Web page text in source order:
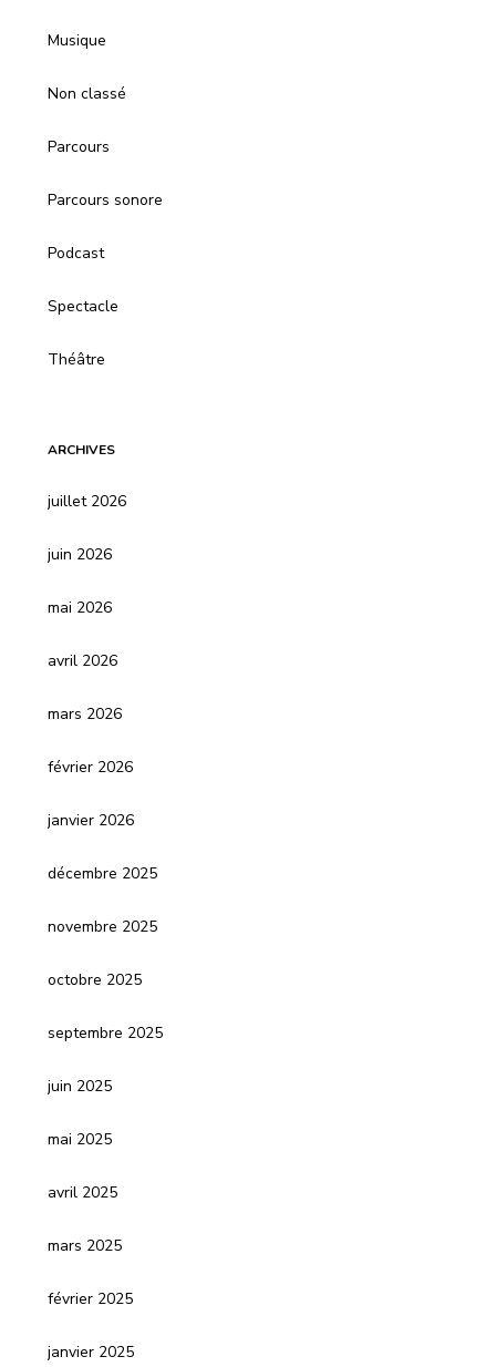
Musique
Non classé
Parcours
Parcours sonore
Podcast
Spectacle
Théâtre
ARCHIVES
juillet 2026
juin 2026
mai 2026
avril 2026
mars 2026
février 2026
janvier 2026
décembre 2025
novembre 2025
octobre 2025
septembre 2025
juin 2025
mai 2025
avril 2025
mars 2025
février 2025
janvier 2025